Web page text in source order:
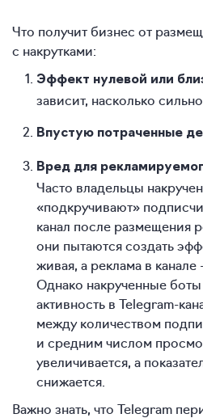
Что получит бизнес от
с накрутками:
Эффект нулевой или
зависит, насколько
Впустую потраченные
Вред для
Часто владельцы
«подкручивают»
канал после размещения
они пытаются создать
живая, а реклама в канале
Однако накрученные
активность в Telegram-
между количеством
и средним числом
увеличивается, а
снижается.
Важно знать, что Telegram